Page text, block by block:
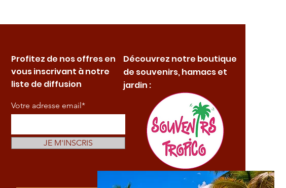
Profitez de nos offres en
vous inscrivant à notre
liste de diffusion
Votre adresse email*
JE M'INSCRIS
Découvrez notre boutique
de souvenirs, hamacs et
jardin :